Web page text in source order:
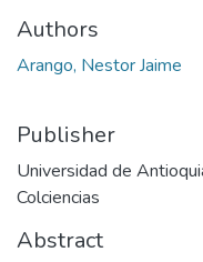
Authors
Arango, Nestor Jaime
Publisher
Universidad de
Colciencias
Abstract